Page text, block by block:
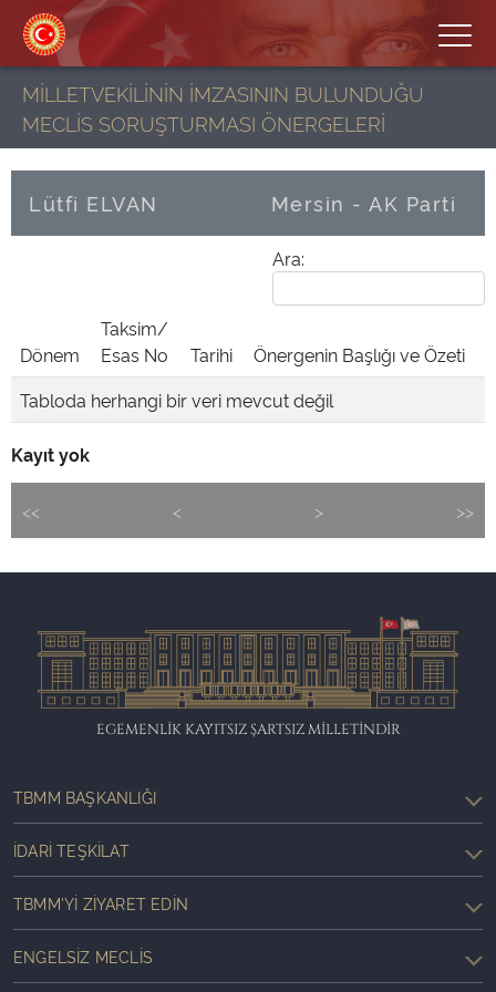
MİLLETVEKİLİNİN İMZASININ BULUNDUĞU
MECLİS SORUŞTURMASI ÖNERGELERİ
Lütfi ELVAN Mersin - AK Parti
Ara:
Dönem
Taksim/
Esas No
Tarihi
Önergenin Başlığı ve Özeti
Tabloda herhangi bir veri mevcut değil
Kayıt yok
<< < > >>
EGEMENLİK KAYITSIZ ŞARTSIZ MİLLETİNDİR
TBMM BAŞKANLIĞI
İDARI TEŞKILAT
TBMM'YI ZIYARET EDIN
ENGELSIZ MECLIS